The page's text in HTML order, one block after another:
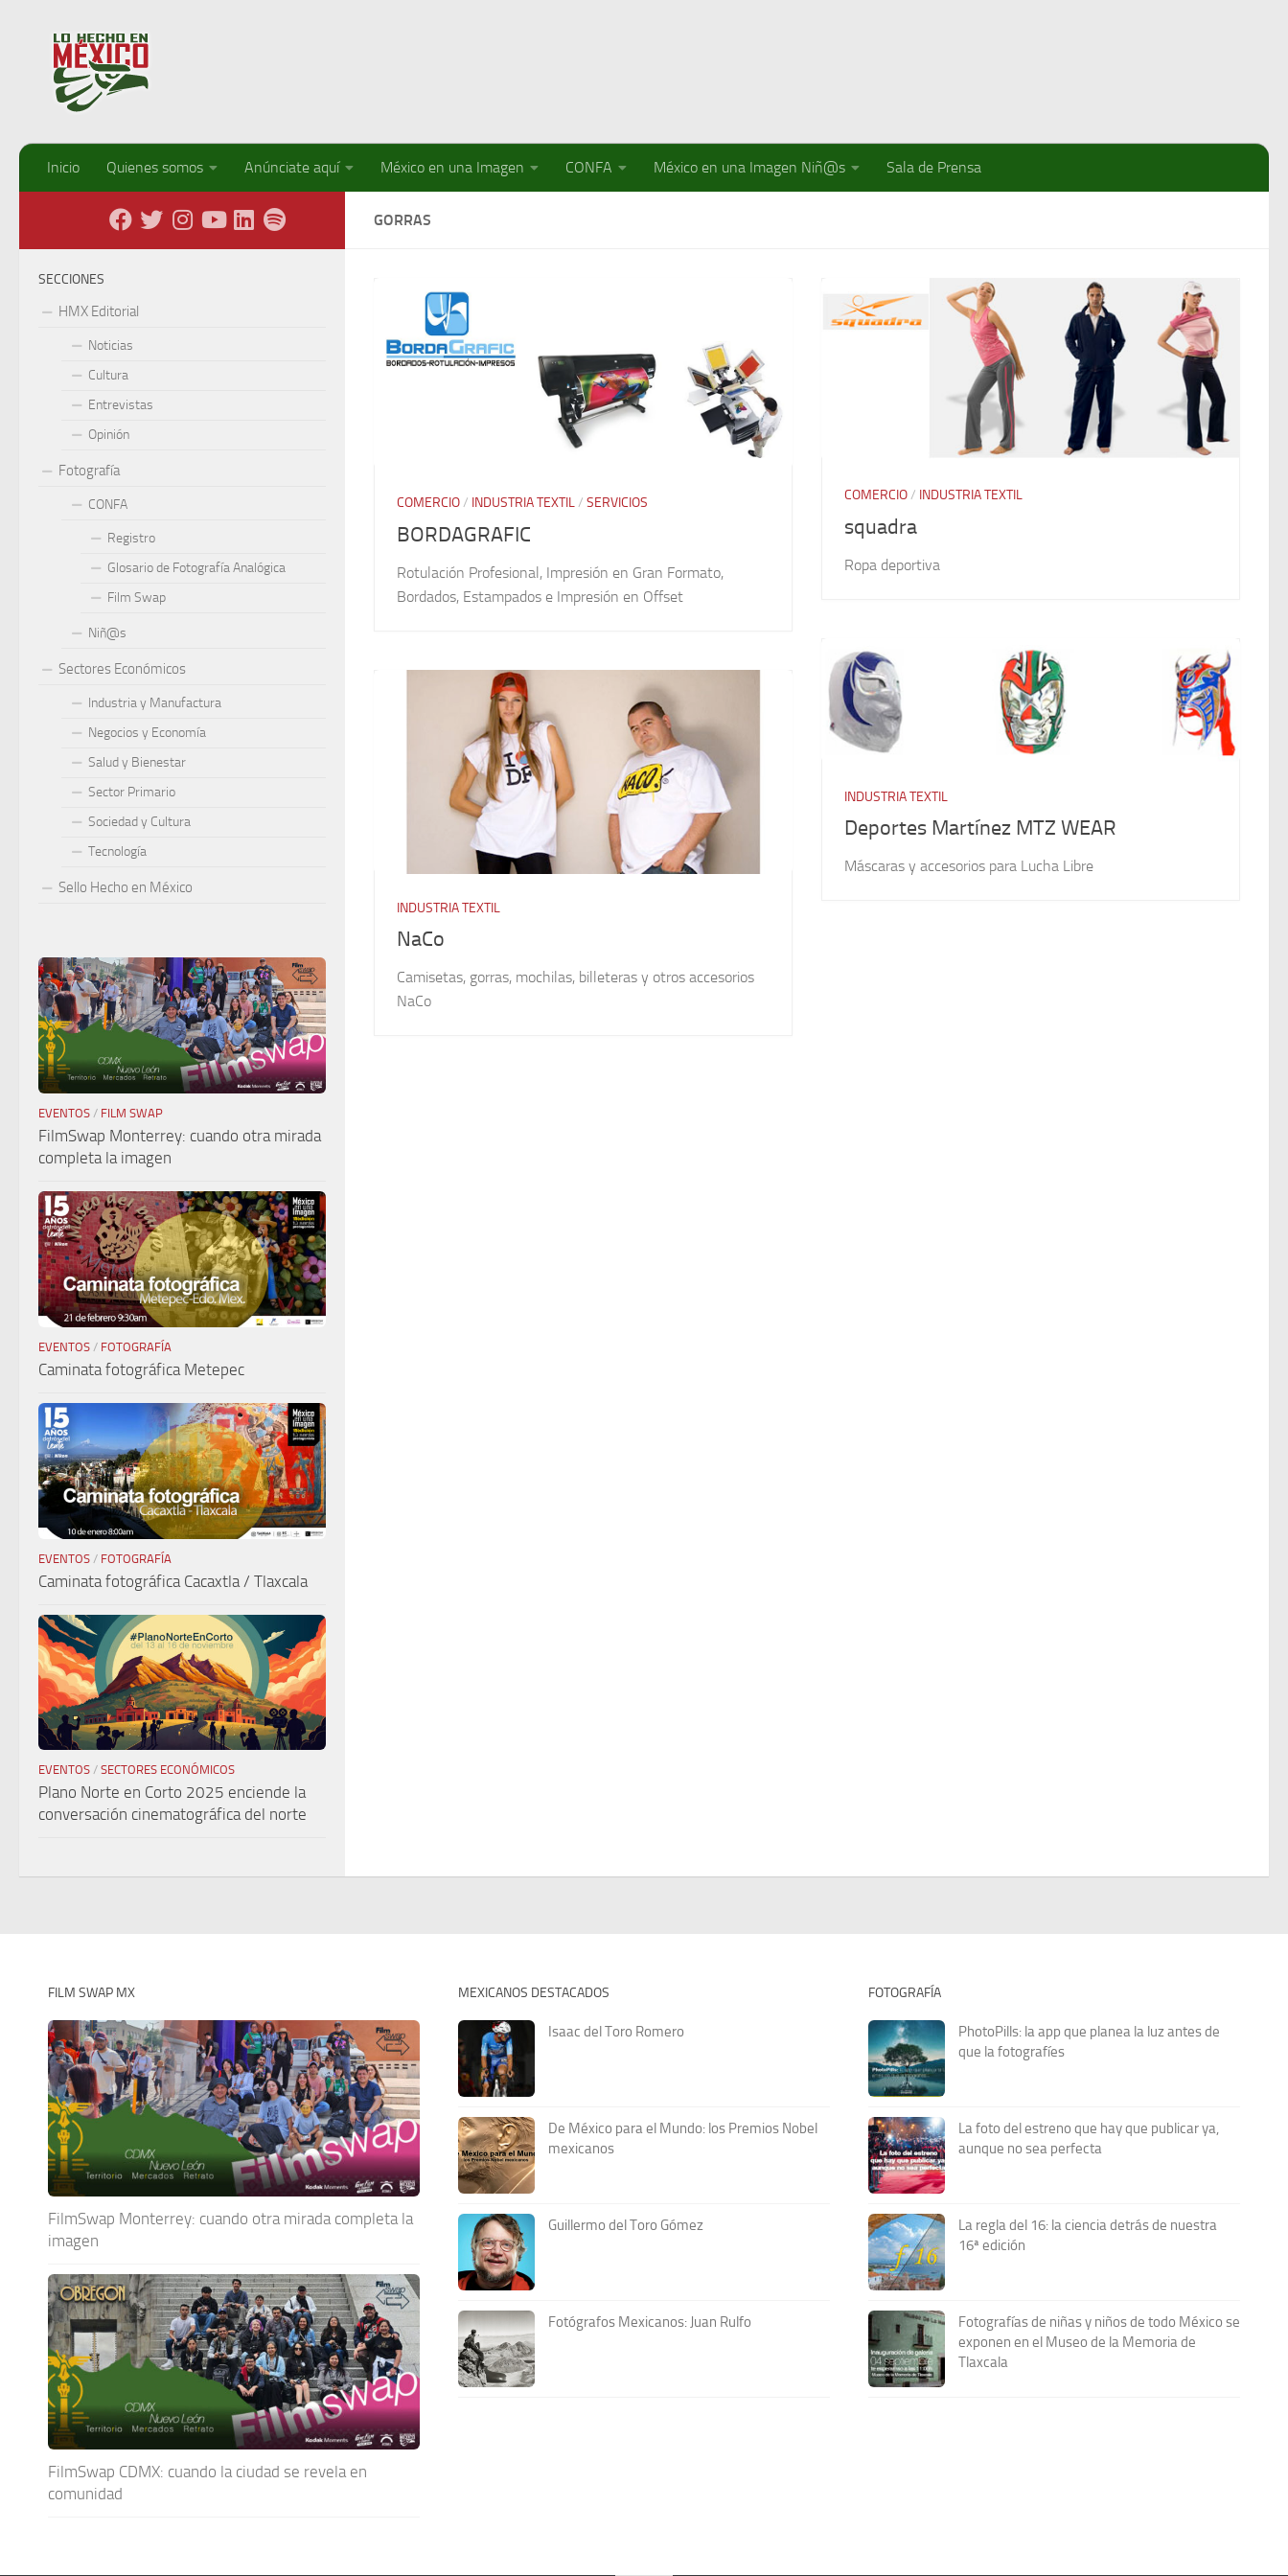
Inicio Quienes somos Anúnciate aquí México en una Imagen CONFA México en una Imagen Niñ@s Sala de Prensa
GORRAS
COMERCIO/ INDUSTRIA TEXTIL/ SERVICIOS
BORDAGRAFIC
Rotulación Profesional, Impresión en Gran Formato,
Bordados, Estampados e Impresión en Offset
COMERCIO/ INDUSTRIA TEXTIL
squadra
Ropa deportiva
INDUSTRIA TEXTIL
Deportes Martínez MTZ WEAR
Máscaras y accesorios para Lucha Libre
INDUSTRIA TEXTIL
NaCo
Camisetas, gorras, mochilas, billeteras y otros accesorios
NaCo
SECCIONES
HMX Editorial
Noticias
Cultura
Entrevistas
Opinión
Fotografía
CONFA
Registro
Glosario de Fotografía Analógica
Film Swap
Niñ@s
Sectores Económicos
Industria y Manufactura
Negocios y Economía
Salud y Bienestar
Sector Primario
Sociedad y Cultura
Tecnología
Sello Hecho en México
EVENTOS / FILM SWAP
FilmSwap Monterrey: cuando otra mirada
completa la imagen
EVENTOS / FOTOGRAFÍA
Caminata fotográfica Metepec
EVENTOS / FOTOGRAFÍA
Caminata fotográfica Cacaxtla / Tlaxcala
EVENTOS / SECTORES ECONÓMICOS
Plano Norte en Corto 2025 enciende la
conversación cinematográfica del norte
FILM SWAP MX
FilmSwap Monterrey: cuando otra mirada completa la
imagen
FilmSwap CDMX: cuando la ciudad se revela en
comunidad
MEXICANOS DESTACADOS
Isaac del Toro Romero
De México para el Mundo: los Premios Nobel
mexicanos
Guillermo del Toro Gómez
Fotógrafos Mexicanos: Juan Rulfo
FOTOGRAFÍA
PhotoPills: la app que planea la luz antes de
que la fotografíes
La foto del estreno que hay que publicar ya,
aunque no sea perfecta
La regla del 16: la ciencia detrás de nuestra
16ª edición
Fotografías de niñas y niños de todo México se
exponen en el Museo de la Memoria de
Tlaxcala